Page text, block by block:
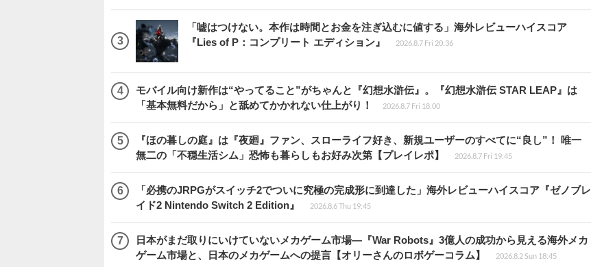
「嘘はつけない。本作は時間とお金を注ぎ込むに値する」海外レビューハイスコア
『Lies of P：コンプリート エディション』
2026.8.7 Fri 20:36
モバイル向け新作は“やってること”がちゃんと『幻想水滸伝』。『幻想水滸伝 STAR LEAP』は
「基本無料だから」と舐めてかかれない仕上がり！
2026.8.7 Fri 18:00
『ほの暮しの庭』は『夜廻』ファン、スローライフ好き、新規ユーザーのすべてに“良し”！ 唯一
無二の「不穏生活シム」恐怖も暮らしもお好み次第【プレイレポ】
2026.8.7 Fri 19:45
「必携のJRPGがスイッチ2でついに究極の完成形に到達した」海外レビューハイスコア『ゼノブレ
イド2 Nintendo Switch 2 Edition』
2026.8.6 Thu 19:45
日本がまだ取りにいけていないメカゲーム市場―『War Robots』3億人の成功から見える海外メカ
ゲーム市場と、日本のメカゲームへの提言【オリーさんのロボゲーコラム】
2026.8.2 Sun 18:45